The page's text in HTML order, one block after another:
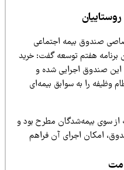
صندوق بیمه اجتماعی
هفتم توسعه گفت: خرید
اجرایی شده و
را به سوابق بیمه‌ای
بیمه‌شدگان مطرح بود و
اجرای آن فراهم